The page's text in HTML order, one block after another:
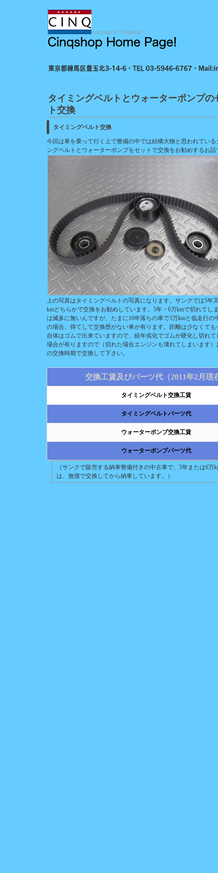
top page of Cinqshop!
タイミングベルトとウォーターポンプの
ト交換
タイミングベルト交換
今回は車を乗って行く上で整備の中では結構大物と思われている
ングベルトとウォーターポンプをセットで交換をお勧めするお話
上の写真はタイミングベルトの写真になります。サンクでは5年
kmどちらかで交換をお勧めしています。5年・6万kmで切れてし
は滅多に無いんですが、たまに10年落ちの車で3万kmと低走行の
の場合、得てして交換歴がない車が有ります。距離は少なくても
自体はゴムで出来ていますので、経年劣化でゴムが硬化し切れて
場合が有りますので（切れた場合エンジンも壊れてしまいます）
の交換時期で交換して下さい。
交換工賃及びパーツ代（2011年2月現
タイミングベルト交換工賃
タイミングベルトパーツ代
ウォーターポンプ交換工賃
ウォーターポンプパーツ代
（サンクで販売する納車整備付きの中古車で、5年または6
は、無償で交換してから納車しています。）